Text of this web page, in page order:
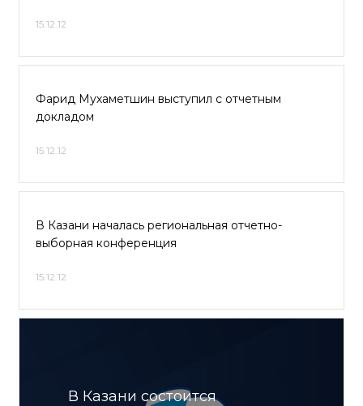
15.12.12
Фарид Мухаметшин выступил с отчетным
докладом
15.12.12
В Казани началась региональная отчетно-
выборная конференция
15.12.12
В Казани состоится